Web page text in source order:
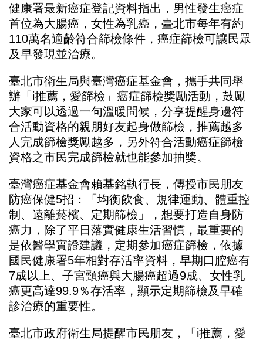
健康署最新癌症登記資料指出，男性發生癌症
首位為大腸癌，女性為乳癌，臺北市每年有約
110萬名適齡符合篩檢條件，癌症篩檢可讓民眾
及早發現並治療。
臺北市衛生局與臺灣癌症基金會，攜手共同舉
辦「i推薦，愛篩檢」癌症篩檢獎勵活動，鼓勵
大家可以透過一句溫暖問候，分享提醒身邊符
合活動資格的親朋好友起身做篩檢，推薦越多
人完成篩檢獎勵越多，另外符合活動癌症篩檢
資格之市民完成篩檢就也能參加抽獎。
臺灣癌症基金會賴基銘執行長，傳授市民朋友
防癌保健5招：「均衡飲食、規律運動、體重控
制、遠離菸檳、定期篩檢」，想要打造自身防
癌力，除了平日落實健康生活習慣，最重要的
是依醫學實證建議，定期參加癌症篩檢，依據
國民健康署5年相對存活率資料，早期口腔癌有
7成以上、子宮頸癌與大腸癌超過9成、女性乳
癌更高達99.9％存活率，顯示定期篩檢及早確
診治療的重要性。
臺北市政府衛生局提醒市民朋友，「i推薦，愛